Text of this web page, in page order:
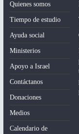
v
e
n
t
o
Quienes somos
Tiempo de estudio
Ayuda social
Ministerios
Apoyo a Israel
Contáctanos
Donaciones
Medios
Calendario de